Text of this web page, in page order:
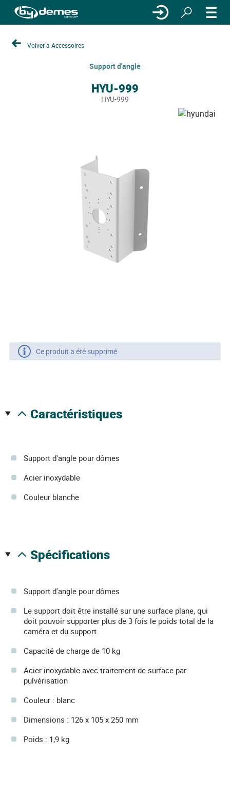
Volver a Accessoires
Support d'angle
HYU-999
HYU-999
Ce produit a été supprimé
caractéristiques
Support d'angle pour dômes
Acier inoxydable
Couleur blanche
spécifications
Support d'angle pour dômes
Le support doit être installé sur une surface plane, qui
doit pouvoir supporter plus de 3 fois le poids total de la
caméra et du support.
Capacité de charge de 10 kg
Acier inoxydable avec traitement de surface par
pulvérisation
Couleur : blanc
Dimensions : 126 x 105 x 250 mm
Poids : 1,9 kg